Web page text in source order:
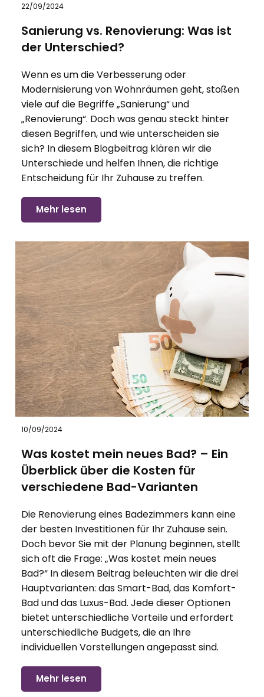
22/09/2024
Sanierung vs. Renovierung: Was ist
der Unterschied?
Wenn es um die Verbesserung oder
Modernisierung von Wohnräumen geht, stoßen
viele auf die Begriffe „Sanierung“ und
„Renovierung“. Doch was genau steckt hinter
diesen Begriffen, und wie unterscheiden sie
sich? In diesem Blogbeitrag klären wir die
Unterschiede und helfen Ihnen, die richtige
Entscheidung für Ihr Zuhause zu treffen.
Mehr lesen
10/09/2024
Was kostet mein neues Bad? – Ein
Überblick über die Kosten für
verschiedene Bad-Varianten
Die Renovierung eines Badezimmers kann eine
der besten Investitionen für Ihr Zuhause sein.
Doch bevor Sie mit der Planung beginnen, stellt
sich oft die Frage: „Was kostet mein neues
Bad?“ In diesem Beitrag beleuchten wir die drei
Hauptvarianten: das Smart-Bad, das Komfort-
Bad und das Luxus-Bad. Jede dieser Optionen
bietet unterschiedliche Vorteile und erfordert
unterschiedliche Budgets, die an Ihre
individuellen Vorstellungen angepasst sind.
Mehr lesen